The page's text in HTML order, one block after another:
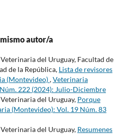
autor/a
del Uruguay, Facultad de
de la República, Lista de revisores
(Montevideo),Veterinaria
222 (2024): Julio-Diciembre
del Uruguay, Porque
(Montevideo): Vol. 19 Núm. 83
del Uruguay, Resumenes